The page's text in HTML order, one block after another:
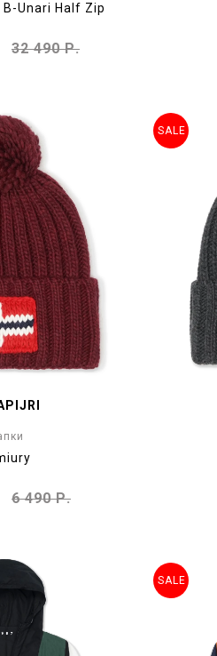
Unari Half Zip
32 490 Р.
6 490 Р.
SALE
SALE